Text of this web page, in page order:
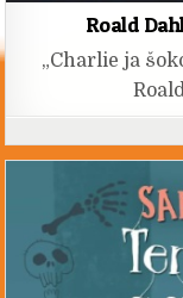
Roald
„Charlie ja